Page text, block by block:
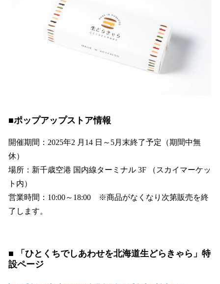
■ポップアップストア情報
開催期間：2025年2 月14 日～5月末終了予定（期間中無
休）
場所：新千歳空港 国内線ターミナル 3F （スカイマーケッ
ト内）
営業時間：10:00～18:00 ※商品がなくなり次第販売を終
了します。
■ 「ひとくちでしあわせを北海道生どらきゃら」特
設ページ